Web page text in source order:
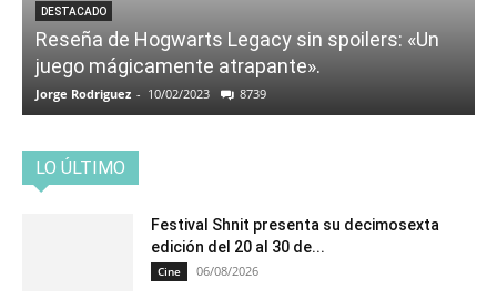
DESTACADO
Reseña de Hogwarts Legacy sin spoilers: «Un
juego mágicamente atrapante».
Jorge Rodriguez - 10/02/2023 8739
LO ÚLTIMO
Festival Shnit presenta su decimosexta
edición del 20 al 30 de...
Cine 06/08/2026